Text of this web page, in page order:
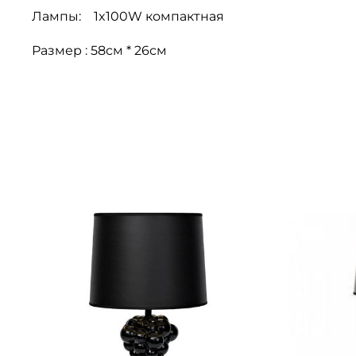
Лампы: 1x100W компактная
Размер : 58см * 26см